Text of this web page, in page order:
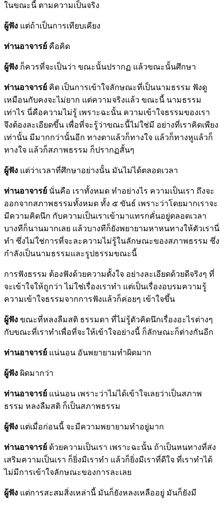
ในขณะนี้ ตามความเป็นจริง
ผู้ฟัง แต่ถ้าเป็นการเทียบเคียง
ท่านอาจารย์ คือคิด
ผู้ฟัง ก็ควรที่จะเป็นว่า ขณะนั้นปรากฏ แล้วขณะนั้นศึกษา
ท่านอาจารย์ คิด เป็นการเข้าใจลักษณะที่เป็นนามธรรม ฟังดู
เหมือนกับคงจะไม่ยาก แต่ความจริงแล้ว ขณะนี้ นามธรรม
เท่าไร นี่คือความไม่รู้ เพราะฉะนั้น ความเข้าใจธรรมของเรา
จึงต้องละเอียดขึ้น เพื่อที่จะรู้ว่าขณะนี้ไม่ใช่มี อย่างที่เราคิดเพียง
เท่านั้น มีมากกว่านั้นอีก ทางตาแล้วก็ทางใจ แล้วก็ทางหูแล้วก็
ทางใจ แล้วก็สภาพธรรม ก็ปรากฏสั้นๆ
ผู้ฟัง แต่ว่าเวลาที่ศึกษาอย่างนั้น มันไม่ได้ตลอดเวลา
ท่านอาจารย์ นั่นคือ เราทั้งหมด ทำอย่างไร ความเป็นเรา ถึงจะ
ออกจากสภาพธรรมทั้งหมด ทั้ง ๕ ขันธ์ เพราะว่าโดยมากเราจะ
มีความคิดนึก กับความเป็นเราเข้ามาแทรกคั่นอยู่ตลอดเวลา
บางทีก็นานมากเลย แล้วบางทีก็ยังพยายามหาหนทางให้ตัวเรานี่
ทำ ซึ่งไม่ใช่การที่จะละความไม่รู้ในลักษณะของสภาพธรรม ซึ่ง
กำลังเป็นนามธรรมและรูปธรรมขณะนี้
การฟังธรรม ต้องฟังด้วยความตั้งใจ อย่างละเอียดด้วยดีจริงๆ ที่
จะเข้าใจให้ถูกว่า ไม่ใช่เรื่องเราทำ แต่เป็นเรื่องอบรมความรู้
ความเข้าใจธรรมจากการฟังแล้วก็ค่อยๆ เข้าใจขึ้น
ผู้ฟัง ขณะที่หลงลืมสติ ธรรมดา ที่ไม่รู้ตัวคิดนึกเรื่องอะไรต่างๆ
กับขณะที่เราทำเพื่อที่จะให้เข้าใจอย่างนี้ ก็ลักษณะก็ต่างกันอีก
ท่านอาจารย์ แน่นอน อันพยายามทำผิดมาก
ผู้ฟัง ผิดมากว่า
ท่านอาจารย์ แน่นอน เพราะว่าไม่ได้เข้าใจเลยว่าเป็นสภาพ
ธรรม หลงลืมสติ ก็เป็นสภาพธรรม
ผู้ฟัง แต่เมื่อก่อนนี้ จะมีความพยายามทำอยู่มาก
ท่านอาจารย์ ด้วยความเป็นเรา เพราะฉะนั้น ถ้าเป็นหนทางที่ส่ง
เสริมความเป็นเรา ก็ยิ่งมีเราทำ แล้วก็ยิ่งมีเราที่ดีใจ ที่เราทำได้
ไม่มีการเข้าใจลักษณะของการละเลย
ผู้ฟัง แต่การสะสมสิ่งเหล่านี้ มันก็ยังหลงเหลืออยู่ มันก็ยังมี